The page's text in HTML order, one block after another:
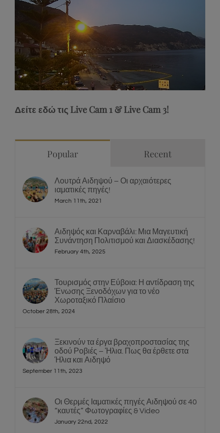
Unmute
Stream
Δείτε εδώ τις Live Cam 1 & Live Cam 3!
Popular Recent
Λουτρά Αιδηψού – Οι αρχαιότερες
ιαματικές πηγές!
March 11th, 2021
Αιδηψός και Καρναβάλι: Μια Μαγευτική
Συνάντηση Πολιτισμού και Διασκέδασης!
February 4th, 2025
Τουρισμός στην Εύβοια: Η αντίδραση της
Ένωσης Ξενοδόχων για το νέο
Χωροταξικό Πλαίσιο
October 28th, 2024
Ξεκινούν τα έργα βραχοπροστασίας της
οδού Ροβιές – Ήλια. Πως θα έρθετε στα
Ήλια και Αιδηψό
September 11th, 2023
Οι Θερμές Ιαματικές πηγές Αιδηψού σε 40
“καυτές” Φωτογραφίες & Video
January 22nd, 2022